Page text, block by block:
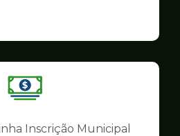
Finanças
Ilustração
pagina
Inscrição Municipal